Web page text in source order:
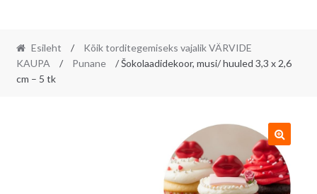
Esileht /
Kõik torditegemiseks vajalik VÄRVIDE
KAUPA
/ Punane
/ Šokolaadidekoor, musi/ huuled 3,3 x 2,6
cm – 5 tk